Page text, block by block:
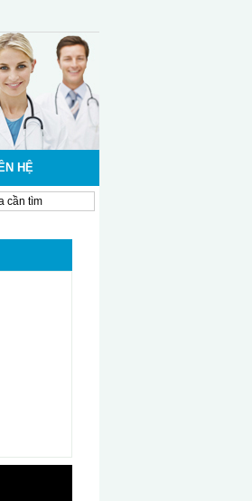
HỆ
viện Đa khoa khu vực Nghi Sơn -